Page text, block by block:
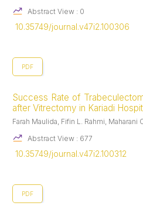
Abstract View : 0
10.35749/journal.v47i2.100306
PDF
Success Rate of
after Vitrectomy in Kariadi
Farah Maulida, Fifin L. Rahmi, Maharani
Abstract View : 677
10.35749/journal.v47i2.100312
PDF